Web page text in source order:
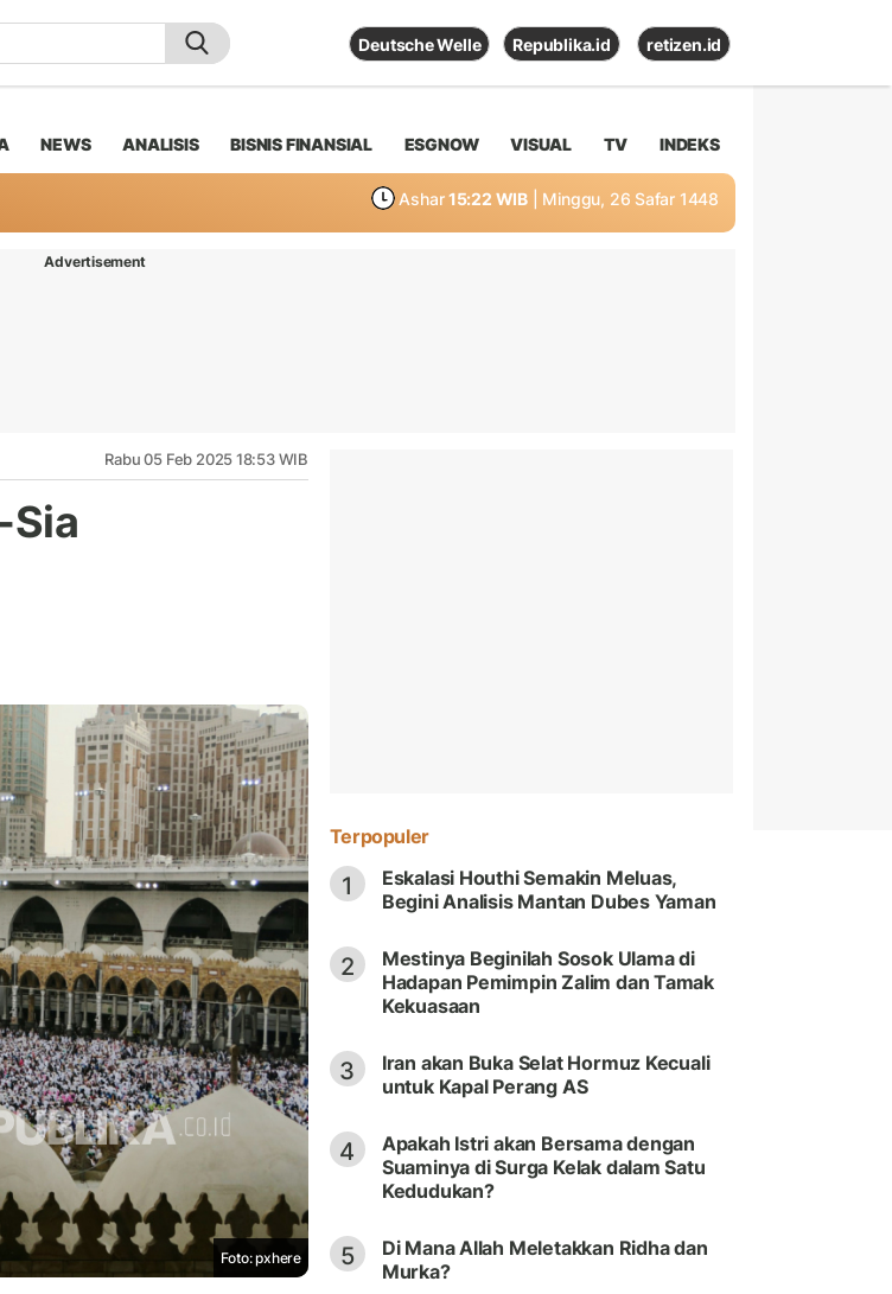
Deutsche Welle Republika.id retizen.id
NEWS ANALISIS BISNIS FINANSIAL ESGNOW VISUAL TV INDEKS
Ashar 15:22 WIB | Minggu, 26 Safar 1448
Advertisement
Rabu 05 Feb 2025 18:53 WIB
Sia
Foto: pxhere
Terpopuler
1
Eskalasi Houthi Semakin Meluas,
Begini Analisis Mantan Dubes Yaman
2
Mestinya Beginilah Sosok Ulama di
Hadapan Pemimpin Zalim dan Tamak
Kekuasaan
3
Iran akan Buka Selat Hormuz Kecuali
untuk Kapal Perang AS
4
Apakah Istri akan Bersama dengan
Suaminya di Surga Kelak dalam Satu
Kedudukan?
5
Di Mana Allah Meletakkan Ridha dan
Murka?